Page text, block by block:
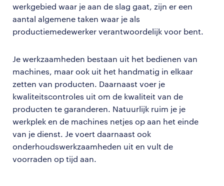
werkgebied waar je aan de slag gaat, zijn er een
aantal algemene taken waar je als
productiemedewerker verantwoordelijk voor bent.
Je werkzaamheden bestaan uit het bedienen van
machines, maar ook uit het handmatig in elkaar
zetten van producten. Daarnaast voer je
kwaliteitscontroles uit om de kwaliteit van de
producten te garanderen. Natuurlijk ruim je je
werkplek en de machines netjes op aan het einde
van je dienst. Je voert daarnaast ook
onderhoudswerkzaamheden uit en vult de
voorraden op tijd aan.